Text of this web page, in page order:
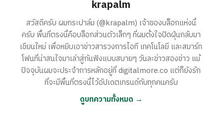
krapalm
สวัสดีครับ ผมกระปาล์ม (@krapalm) เจ้าของบล็อกแห่งนี้
ครับ พื้นที่ตรงนี้คือบล็อกส่วนตัวเล็กๆ ที่ผมตั้งใจปัดฝุ่นกลับมา
เขียนใหม่ เพื่อหยิบเอาข่าวสารวงการไอที เทคโนโลยี และสมาร์ท
โฟนที่น่าสนใจมาเล่าสู่กันฟังแบบสบายๆ วันละข่าวสองข่าว แม้
ปัจจุบันผมจะประจำการหลักอยู่ที่ digitalmore.co แต่ก็ยังรัก
ที่จะมีพื้นที่ตรงนี้ไว้อัปเดตเทรนด์กับทุกคนครับ
ดูบทความทั้งหมด →